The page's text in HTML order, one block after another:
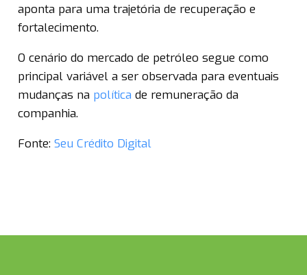
aponta para uma trajetória de recuperação e
fortalecimento.
O cenário do mercado de petróleo segue como
principal variável a ser observada para eventuais
mudanças na política de remuneração da
companhia.
Fonte: Seu Crédito Digital